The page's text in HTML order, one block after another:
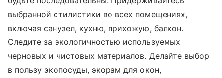
выбранной стилистики во всех помещениях,
включая санузел, кухню, прихожую, балкон.
Следите за экологичностью используемых
черновых и чистовых материалов. Делайте выбор
в пользу экопосуды, экорам для окон,